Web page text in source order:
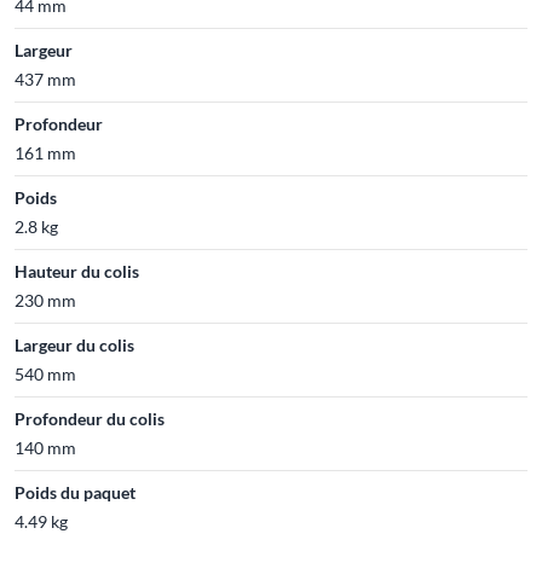
44 mm
Largeur
437 mm
Profondeur
161 mm
Poids
2.8 kg
Hauteur du colis
230 mm
Largeur du colis
540 mm
Profondeur du colis
140 mm
Poids du paquet
4.49 kg